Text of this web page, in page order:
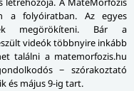
a folyóiratban. Az egyes
megörökíteni. Bár a
videók többnyire inkább
találni a mate­mor­fozis.hu
− szórakoztató
és május 9-ig tart.